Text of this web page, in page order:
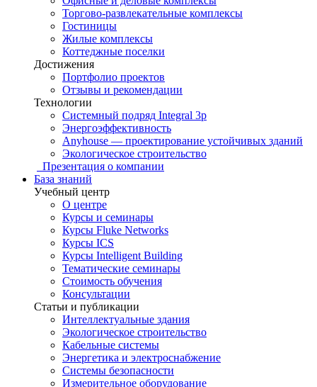
Торгово-развлекательные комплексы
Гостиницы
Жилые комплексы
Коттеджные поселки
Достижения
Портфолио проектов
Отзывы и рекомендации
Технологии
Системный подряд Integral 3p
Энергоэффективность
Anyhouse — проектирование устойчивых зданий
Экологическое строительство
Презентация о компании
База знаний
Учебный центр
О центре
Курсы и семинары
Курсы Fluke Networks
Курсы ICS
Курсы Intelligent Building
Тематические семинары
Стоимость обучения
Консультации
Статьи и публикации
Интеллектуальные здания
Экологическое строительство
Кабельные системы
Энергетика и электроснабжение
Системы безопасности
Измерительное оборудование